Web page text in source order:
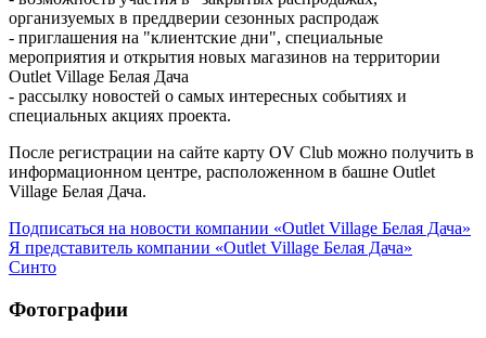
организуемых в преддверии сезонных распродаж
- приглашения на "клиентские дни", специальные
мероприятия и открытия новых магазинов на территории
Outlet Village Белая Дача
- рассылку новостей о самых интересных событиях и
специальных акциях проекта.
После регистрации на сайте карту OV Club можно получить в
информационном центре, расположенном в башне Outlet
Village Белая Дача.
Подписаться на новости компании «Outlet Village Белая Дача»
Я представитель компании «Outlet Village Белая Дача»
Синто
Фотографии